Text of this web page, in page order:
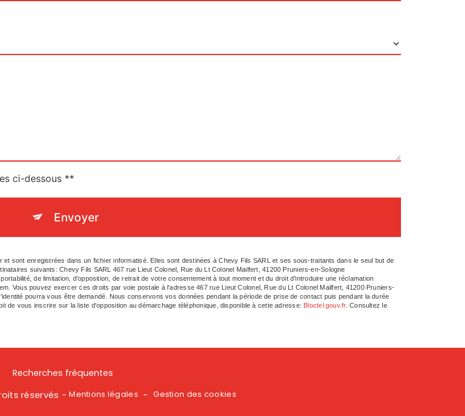
ci-dessous **
Envoyer
sont enregistrées dans un fichier informatisé. Elles sont destinées à Chevy Fils SARL et ses sous-traitants dans le seul but de
suivants: Chevy Fils SARL 467 rue Lieut Colonel, Rue du Lt Colonel Mailfert, 41200 Pruniers-en-Sologne
de limitation, d’opposition, de retrait de votre consentement à tout moment et du droit d’introduire une réclamation
Vous pouvez exercer ces droits par voie postale à l'adresse 467 rue Lieut Colonel, Rue du Lt Colonel Mailfert, 41200 Pruniers-
pourra vous être demandé. Nous conservons vos données pendant la période de prise de contact puis pendant la durée
vous inscrire sur la liste d'opposition au démarchage téléphonique, disponible à cette adresse: Bloctel.gouv.fr. Consultez le
Recherches fréquentes
réservés -Mentions légales -Gestion des cookies